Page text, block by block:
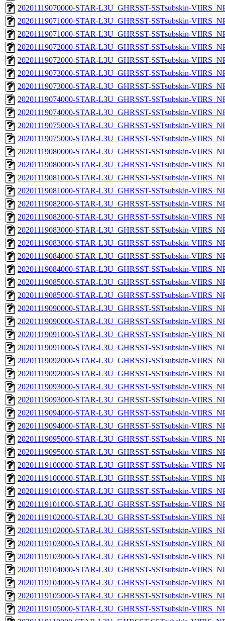
20201119070000-STAR-L3U_GHRSST-SSTsubskin-
20201119071000-STAR-L3U_GHRSST-SSTsubskin-
20201119071000-STAR-L3U_GHRSST-SSTsubskin-
20201119072000-STAR-L3U_GHRSST-SSTsubskin-
20201119072000-STAR-L3U_GHRSST-SSTsubskin-
20201119073000-STAR-L3U_GHRSST-SSTsubskin-
20201119073000-STAR-L3U_GHRSST-SSTsubskin-
20201119074000-STAR-L3U_GHRSST-SSTsubskin-
20201119074000-STAR-L3U_GHRSST-SSTsubskin-
20201119075000-STAR-L3U_GHRSST-SSTsubskin-
20201119075000-STAR-L3U_GHRSST-SSTsubskin-
20201119080000-STAR-L3U_GHRSST-SSTsubskin-
20201119080000-STAR-L3U_GHRSST-SSTsubskin-
20201119081000-STAR-L3U_GHRSST-SSTsubskin-
20201119081000-STAR-L3U_GHRSST-SSTsubskin-
20201119082000-STAR-L3U_GHRSST-SSTsubskin-
20201119082000-STAR-L3U_GHRSST-SSTsubskin-
20201119083000-STAR-L3U_GHRSST-SSTsubskin-
20201119083000-STAR-L3U_GHRSST-SSTsubskin-
20201119084000-STAR-L3U_GHRSST-SSTsubskin-
20201119084000-STAR-L3U_GHRSST-SSTsubskin-
20201119085000-STAR-L3U_GHRSST-SSTsubskin-
20201119085000-STAR-L3U_GHRSST-SSTsubskin-
20201119090000-STAR-L3U_GHRSST-SSTsubskin-
20201119090000-STAR-L3U_GHRSST-SSTsubskin-
20201119091000-STAR-L3U_GHRSST-SSTsubskin-
20201119091000-STAR-L3U_GHRSST-SSTsubskin-
20201119092000-STAR-L3U_GHRSST-SSTsubskin-
20201119092000-STAR-L3U_GHRSST-SSTsubskin-
20201119093000-STAR-L3U_GHRSST-SSTsubskin-
20201119093000-STAR-L3U_GHRSST-SSTsubskin-
20201119094000-STAR-L3U_GHRSST-SSTsubskin-
20201119094000-STAR-L3U_GHRSST-SSTsubskin-
20201119095000-STAR-L3U_GHRSST-SSTsubskin-
20201119095000-STAR-L3U_GHRSST-SSTsubskin-
20201119100000-STAR-L3U_GHRSST-SSTsubskin-
20201119100000-STAR-L3U_GHRSST-SSTsubskin-
20201119101000-STAR-L3U_GHRSST-SSTsubskin-
20201119101000-STAR-L3U_GHRSST-SSTsubskin-
20201119102000-STAR-L3U_GHRSST-SSTsubskin-
20201119102000-STAR-L3U_GHRSST-SSTsubskin-
20201119103000-STAR-L3U_GHRSST-SSTsubskin-
20201119103000-STAR-L3U_GHRSST-SSTsubskin-
20201119104000-STAR-L3U_GHRSST-SSTsubskin-
20201119104000-STAR-L3U_GHRSST-SSTsubskin-
20201119105000-STAR-L3U_GHRSST-SSTsubskin-
20201119105000-STAR-L3U_GHRSST-SSTsubskin-